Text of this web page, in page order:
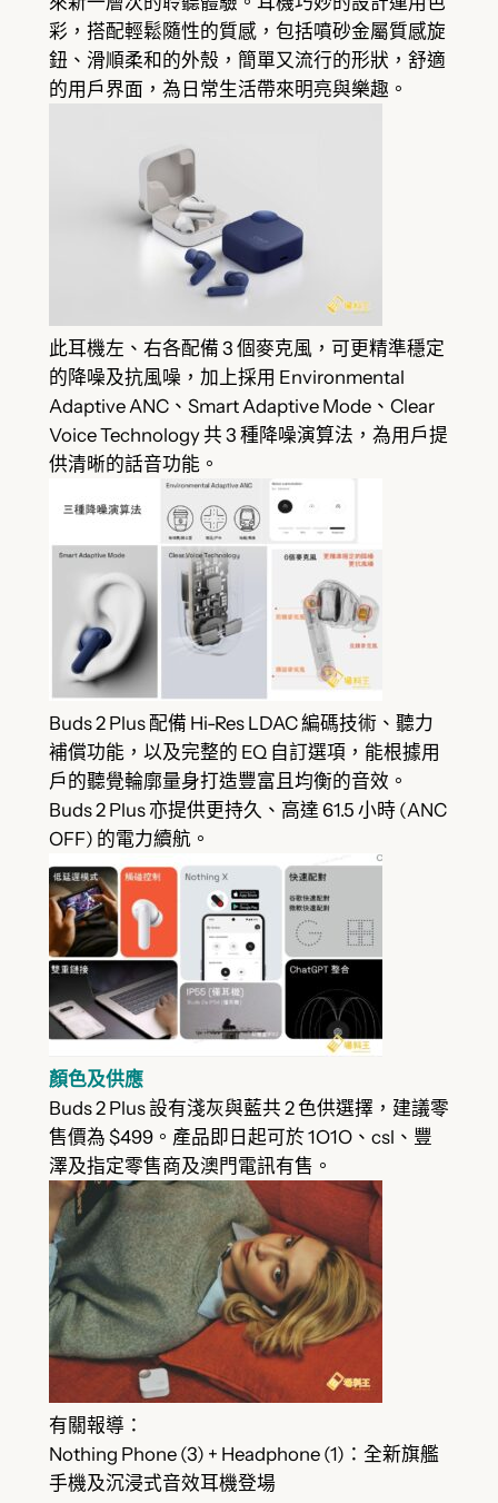
彩，搭配輕鬆隨性的質感，包括噴砂金屬質感旋
鈕、滑順柔和的外殼，簡單又流行的形狀，舒適
的用戶界面，為日常生活帶來明亮與樂趣。
此耳機左、右各配備 3 個麥克風，可更精準穩定
的降噪及抗風噪，加上採用 Environmental
Adaptive ANC、Smart Adaptive Mode、Clear
Voice Technology 共 3 種降噪演算法，為用戶提
供清晰的話音功能。
Buds 2 Plus 配備 Hi-Res LDAC 編碼技術、聽力
補償功能，以及完整的 EQ 自訂選項，能根據用
戶的聽覺輪廓量身打造豐富且均衡的音效。
Buds 2 Plus 亦提供更持久、高達 61.5 小時 (ANC
OFF) 的電力續航。
顏色及供應
Buds 2 Plus 設有淺灰與藍共 2 色供選擇，建議零
售價為 $499。產品即日起可於 1O1O、csl、豐
澤及指定零售商及澳門電訊有售。
有關報導：
Nothing Phone (3) + Headphone (1)：全新旗艦
手機及沉浸式音效耳機登場